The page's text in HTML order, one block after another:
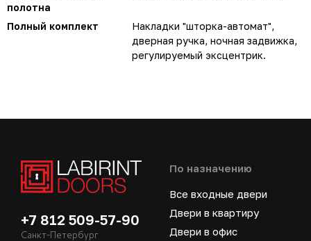
полотна
Полный комплект
Накладки "шторка-автомат",
дверная ручка, ночная задвижка,
регулируемый эксцентрик.
+7 812 509-57-90
Санкт-Петербург
По назначению
Все входные двери
Двери в квартиру
Двери в офис